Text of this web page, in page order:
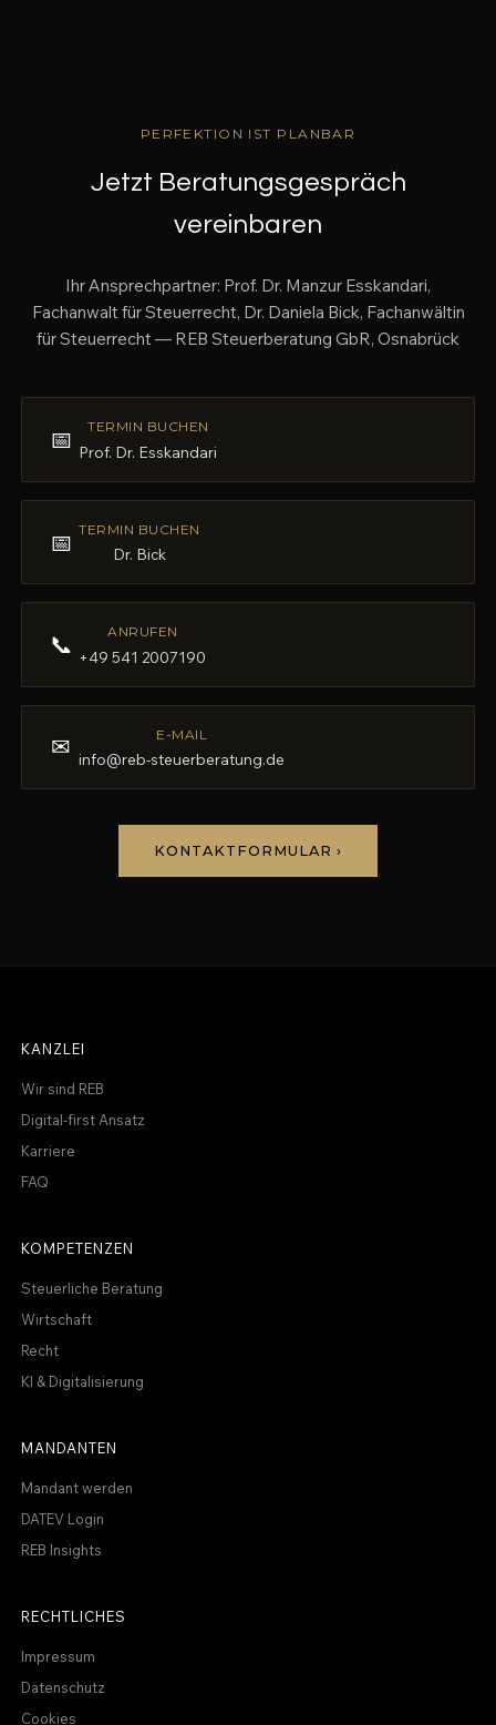
PERFEKTION IST PLANBAR
Jetzt Beratungsgespräch
vereinbaren
Ihr Ansprechpartner: Prof. Dr. Manzur Esskandari,
Fachanwalt für Steuerrecht, Dr. Daniela Bick, Fachanwältin
für Steuerrecht — REB Steuerberatung GbR, Osnabrück
📅 TERMIN BUCHEN
Prof. Dr. Esskandari
📅 TERMIN BUCHEN
Dr. Bick
📞 ANRUFEN
+49 541 2007190
✉ E-MAIL
info@reb-steuerberatung.de
KONTAKTFORMULAR ›
KANZLEI
Wir sind REB
Digital-first Ansatz
Karriere
FAQ
KOMPETENZEN
Steuerliche Beratung
Wirtschaft
Recht
KI & Digitalisierung
MANDANTEN
Mandant werden
DATEV Login
REB Insights
RECHTLICHES
Impressum
Datenschutz
Cookies